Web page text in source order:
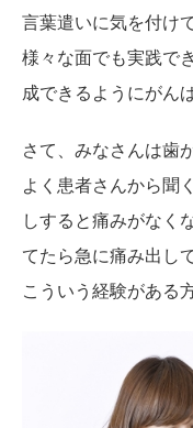
言葉遣いに気を付け
様々な面でも実践で
成できるようにがん
さて、みなさんは歯
よく患者さんから聞
しすると痛みがなく
てたら急に痛み出し
こういう経験がある